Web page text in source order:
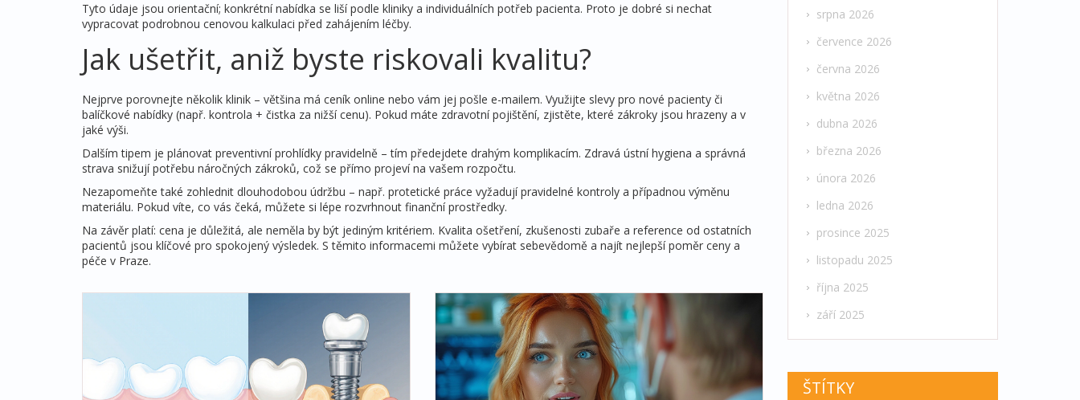
Tyto údaje jsou orientační; konkrétní nabídka se liší podle kliniky a individuálních potřeb pacienta. Proto je dobré si nechat
vypracovat podrobnou cenovou kalkulaci před zahájením léčby.
Jak ušetřit, aniž byste riskovali kvalitu?
Nejprve porovnejte několik klinik – většina má ceník online nebo vám jej pošle e-mailem. Využijte slevy pro nové pacienty či
balíčkové nabídky (např. kontrola + čistka za nižší cenu). Pokud máte zdravotní pojištění, zjistěte, které zákroky jsou hrazeny a v
jaké výši.
Dalším tipem je plánovat preventivní prohlídky pravidelně – tím předejdete drahým komplikacím. Zdravá ústní hygiena a správná
strava snižují potřebu náročných zákroků, což se přímo projeví na vašem rozpočtu.
Nezapomeňte také zohlednit dlouhodobou údržbu – např. protetické práce vyžadují pravidelné kontroly a případnou výměnu
materiálu. Pokud víte, co vás čeká, můžete si lépe rozvrhnout finanční prostředky.
Na závěr platí: cena je důležitá, ale neměla by být jediným kritériem. Kvalita ošetření, zkušenosti zubaře a reference od ostatních
pacientů jsou klíčové pro spokojený výsledek. S těmito informacemi můžete vybírat sebevědomě a najít nejlepší poměr ceny a
péče v Praze.
srpna 2026
července 2026
června 2026
května 2026
dubna 2026
března 2026
února 2026
ledna 2026
prosince 2025
listopadu 2025
října 2025
září 2025
ŠTÍTKY